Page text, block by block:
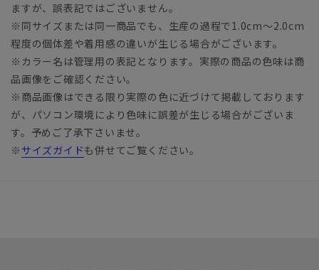
ますが、誤表記ではございません。
※同サイズまたは同一商品でも、生産の過程で1.0cm～2.0cm
程度の個体差や着用感の違いが生じる場合がございます。
※カラー名は管理用の表記となります。実際の商品の色味は商
品画像をご確認ください。
※商品画像はできる限り実際の色に近づけて掲載しております
が、パソコン環境により色味に誤差が生じる場合がございま
す。予めご了承下さいませ。
※ サイズガイドも併せてご覧ください。